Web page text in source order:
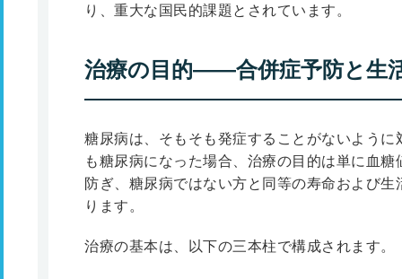
り、重大な国民的課題とされています。
治療の目的――合併症予防と生
糖尿病は、そもそも発症することがないよう
も糖尿病になった場合、治療の目的は単に血
防ぎ、糖尿病ではない方と同等の寿命および
ります。
治療の基本は、以下の三本柱で構成されます。